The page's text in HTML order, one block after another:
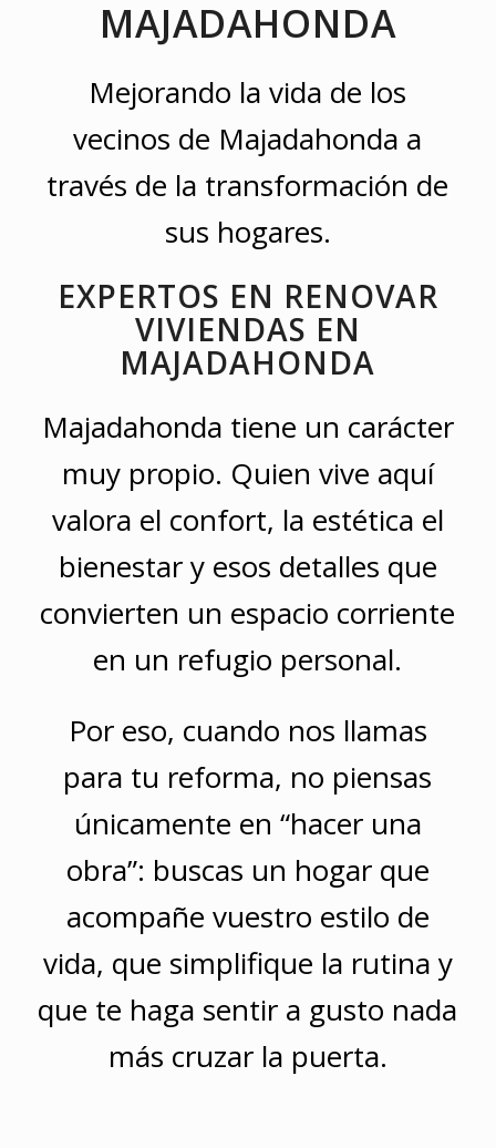
MAJADAHONDA
Mejorando la vida de los
vecinos de Majadahonda a
través de la transformación de
sus hogares.
EXPERTOS EN RENOVAR
VIVIENDAS EN
MAJADAHONDA
Majadahonda tiene un carácter
muy propio. Quien vive aquí
valora el confort, la estética el
bienestar y esos detalles que
convierten un espacio corriente
en un refugio personal.
Por eso, cuando nos llamas
para tu reforma, no piensas
únicamente en “hacer una
obra”: buscas un hogar que
acompañe vuestro estilo de
vida, que simplifique la rutina y
que te haga sentir a gusto nada
más cruzar la puerta.